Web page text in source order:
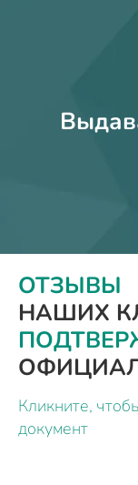
ОТЗЫВЫ
НАШИХ
Кликните,
документ